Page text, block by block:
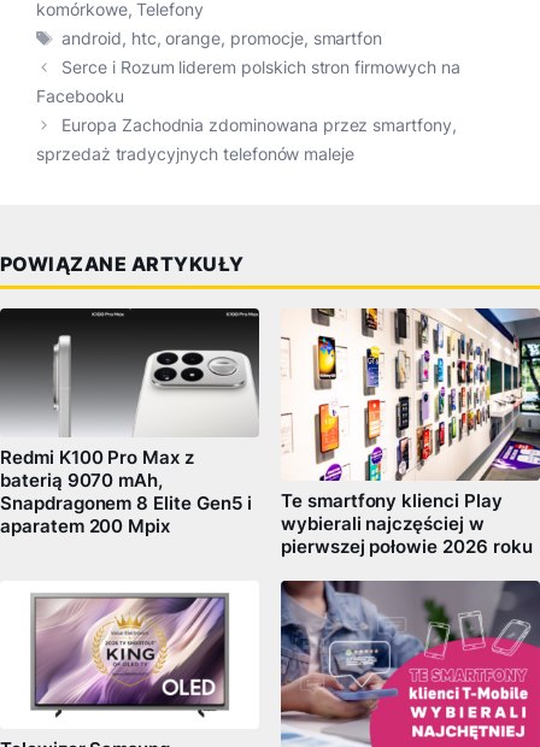
komórkowe,Telefony
Tagi
android, htc,orange, promocje, smartfon
Serce i Rozum liderem polskich stron firmowych na
Facebooku
Europa Zachodnia zdominowana przez smartfony,
sprzedaż tradycyjnych telefonów maleje
POWIĄZANE ARTYKUŁY
Redmi K100 Pro Max z
baterią 9070 mAh,
Snapdragonem 8 Elite Gen5 i
aparatem 200 Mpix
Te smartfony klienci Play
wybierali najczęściej w
pierwszej połowie 2026 roku